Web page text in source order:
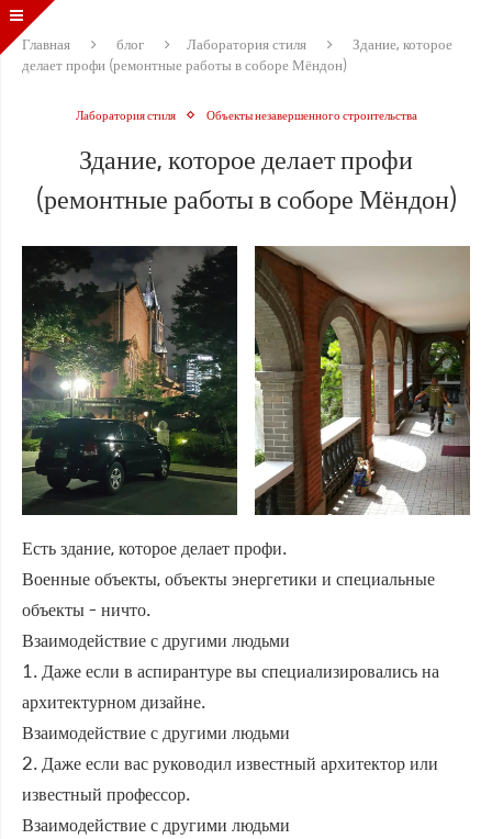
Главная блог Лаборатория стиля
Здание, которое
делает профи (ремонтные работы в соборе Мёндон)
Лаборатория стиля Объекты незавершенного строительства
Здание, которое делает профи
(ремонтные работы в соборе Мёндон)
Есть здание, которое делает профи.
Военные объекты, объекты энергетики и специальные
объекты - ничто.
Взаимодействие с другими людьми
1. Даже если в аспирантуре вы специализировались на
архитектурном дизайне.
Взаимодействие с другими людьми
2. Даже если вас руководил известный архитектор или
известный профессор.
Взаимодействие с другими людьми